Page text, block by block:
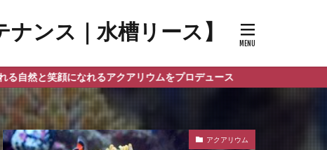
ンス｜水槽リース】
アクアリウムをプロデュース
アクアリウム